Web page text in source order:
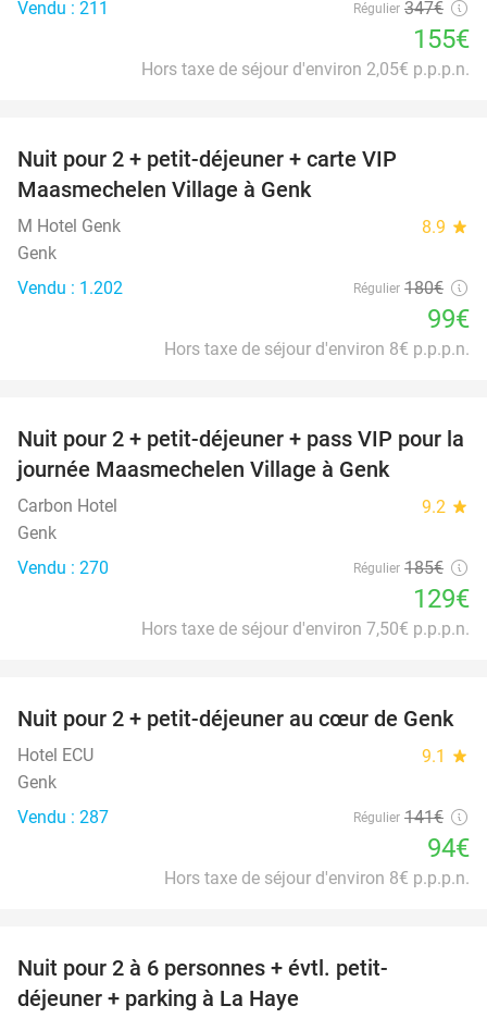
Vendu : 211 Régulier 347€
155€
Hors taxe de séjour d'environ 2,05€ p.p.p.n.
Nuit pour 2 + petit-déjeuner + carte VIP
Maasmechelen Village à Genk
M Hotel Genk 8.9 star
Genk
Vendu : 1.202
Régulier 180€
99€
Hors taxe de séjour d'environ 8€ p.p.p.n.
30%
Nuit pour 2 + petit-déjeuner + pass VIP pour la
journée Maasmechelen Village à Genk
Carbon Hotel 9.2 star
Genk
Vendu : 270
Régulier 185€
129€
Hors taxe de séjour d'environ 7,50€ p.p.p.n.
33%
Nuit pour 2 + petit-déjeuner au cœur de Genk
Hotel ECU 9.1 star
Genk
Vendu : 287
Régulier 141€
94€
Hors taxe de séjour d'environ 8€ p.p.p.n.
Nuit pour 2 à 6 personnes + évtl. petit-
déjeuner + parking à La Haye